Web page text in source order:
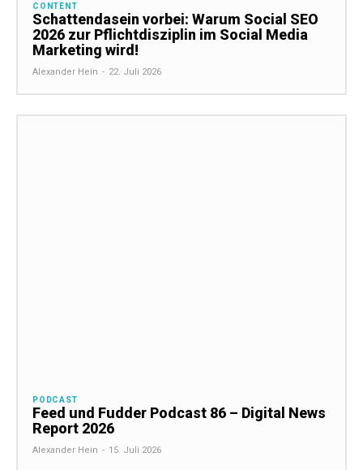
CONTENT
Schattendasein vorbei: Warum Social SEO
2026 zur Pflichtdisziplin im Social Media
Marketing wird!
Alexander Hein - 22. Juli 2026
PODCAST
Feed und Fudder Podcast 86 – Digital News
Report 2026
Alexander Hein - 15. Juli 2026